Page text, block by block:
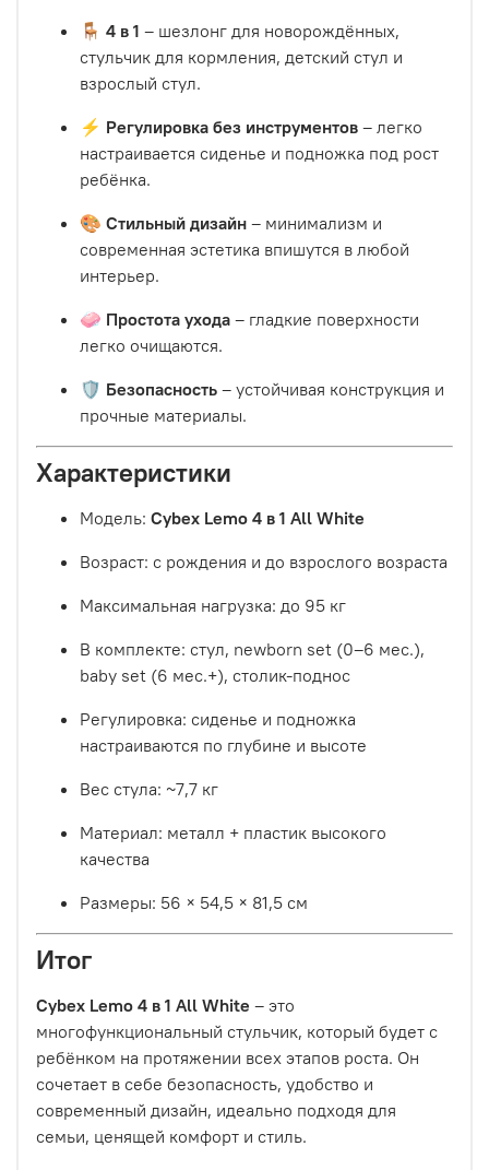
🪑 4 в 1 – шезлонг для новорождённых,
стульчик для кормления, детский стул и
взрослый стул.
⚡ Регулировка без инструментов – легко
настраивается сиденье и подножка под рост
ребёнка.
🎨 Стильный дизайн – минимализм и
современная эстетика впишутся в любой
интерьер.
🧼 Простота ухода – гладкие поверхности
легко очищаются.
🛡 Безопасность – устойчивая конструкция и
прочные материалы.
Характеристики
Модель: Cybex Lemo 4 в 1 All White
Возраст: с рождения и до взрослого возраста
Максимальная нагрузка: до 95 кг
В комплекте: стул, newborn set (0–6 мес.),
baby set (6 мес.+), столик-поднос
Регулировка: сиденье и подножка
настраиваются по глубине и высоте
Вес стула: ~7,7 кг
Материал: металл + пластик высокого
качества
Размеры: 56 × 54,5 × 81,5 см
Итог
Cybex Lemo 4 в 1 All White – это
многофункциональный стульчик, который будет с
ребёнком на протяжении всех этапов роста. Он
сочетает в себе безопасность, удобство и
современный дизайн, идеально подходя для
семьи, ценящей комфорт и стиль.